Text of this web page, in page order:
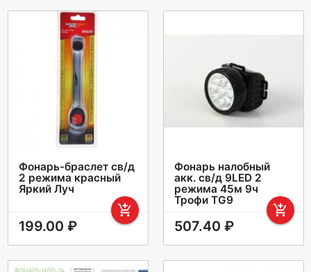
Фонарь-браслет св/д
2 режима красный
Яркий Луч
add_shopping_cart
199.00 ₽
Фонарь налобный
акк. св/д 9LED 2
режима 45м 9ч
Трофи TG9
add_shopping_cart
507.40 ₽